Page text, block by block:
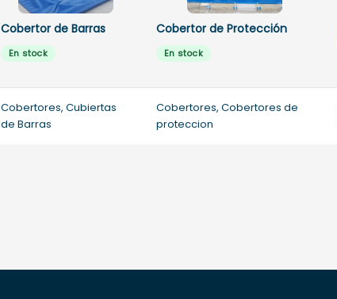
Cobertor de Barras
En stock
Cobertor de Protección
En stock
Cobertores, Cubiertas
de Barras
Cobertores, Cobertores de
proteccion